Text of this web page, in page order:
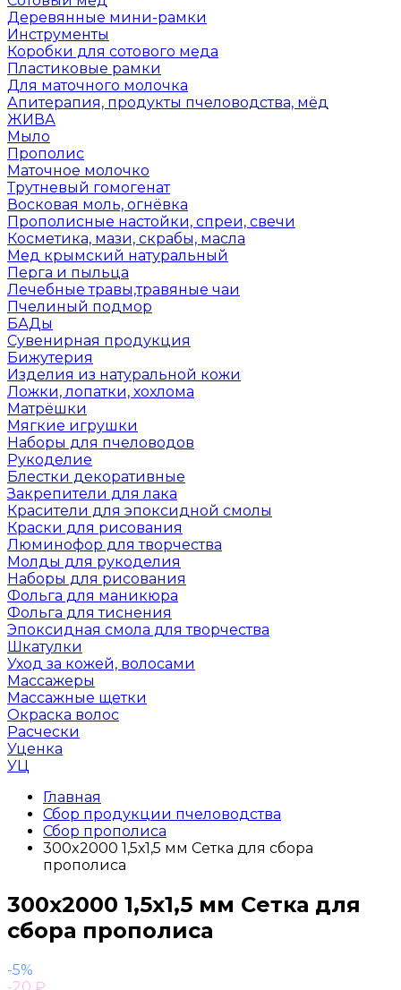
Деревянные мини-рамки
Инструменты
Коробки для сотового меда
Пластиковые рамки
Для маточного молочка
Апитерапия, продукты пчеловодства, мёд
ЖИВА
Мыло
Прополис
Маточное молочко
Трутневый гомогенат
Восковая моль, огнёвка
Прополисные настойки, спреи, свечи
Косметика, мази, скрабы, масла
Мед крымский натуральный
Перга и пыльца
Лечебные травы,травяные чаи
Пчелиный подмор
БАДы
Сувенирная продукция
Бижутерия
Изделия из натуральной кожи
Ложки, лопатки, хохлома
Матрёшки
Мягкие игрушки
Наборы для пчеловодов
Рукоделие
Блестки декоративные
Закрепители для лака
Красители для эпоксидной смолы
Краски для рисования
Люминофор для творчества
Молды для рукоделия
Наборы для рисования
Фольга для маникюра
Фольга для тиснения
Эпоксидная смола для творчества
Шкатулки
Уход за кожей, волосами
Массажеры
Массажные щетки
Окраска волос
Расчески
Уценка
УЦ
Главная
Сбор продукции пчеловодства
Сбор прополиса
300x2000 1,5х1,5 мм Сетка для сбора
прополиса
300x2000 1,5х1,5 мм Сетка для
сбора прополиса
-5%